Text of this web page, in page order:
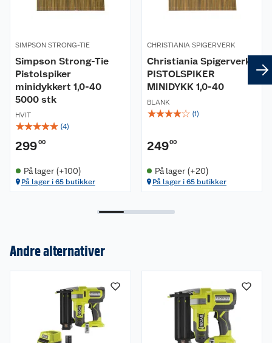
SIMPSON STRONG-TIE
Simpson Strong-Tie
Pistolspiker
minidykkert 1,0-40
5000 stk
HVIT
☆☆☆☆☆ (4)
29900
På lager (+100)
På lager i 65 butikker
CHRISTIANIA SPIGERVERK
Christiania Spigerverk
PISTOLSPIKER
MINIDYKK 1,0-40
BLANK
☆☆☆☆☆ (1)
24900
På lager (+20)
På lager i 65 butikker
Andre alternativer
Om oss
Våre merkevarer